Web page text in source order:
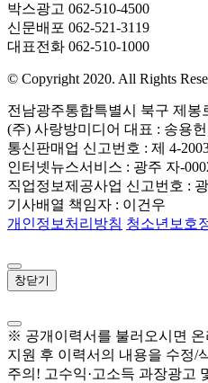
박스광고 062-510-4500
신문배포 062-521-3119
대표전화 062-510-1000
© Copyright 2020. All Rights
전남광주통합특별시 북구 제봉
(주) 사랑방미디어 대표 : 송용
통신판매업 신고번호 : 제 4-
인터넷뉴스서비스 : 광주 자-
직업정보제공사업 신고번호 :
기사배열 책임자 : 이건우
개인정보처리방침 청소년보호
창닫기
※ 공개이력서를 불러오시면
지원 후 이력서의 내용을 수정/
주의! 고수익·고소득 과장광고